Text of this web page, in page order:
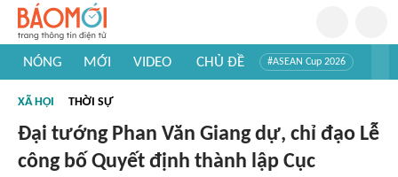
NÓNG MỚI VIDEO CHỦ ĐỀ #ASEAN Cup 2026
#Khám phá thế giới
XÃ HỘI THỜI SỰ
Đại tướng Phan Văn Giang dự, chỉ đạo Lễ
công bố Quyết định thành lập Cục